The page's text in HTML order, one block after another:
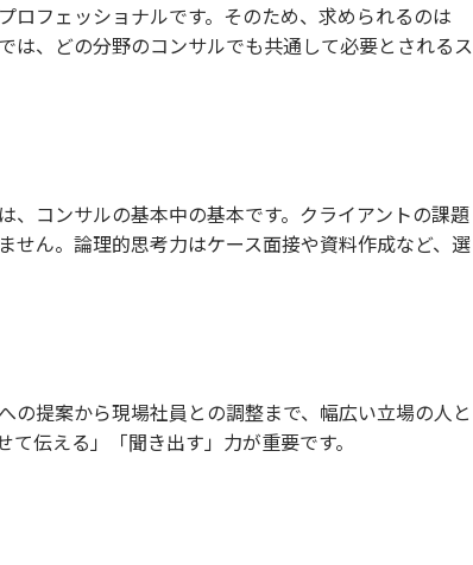
ロフェッショナルです。そのため、求められるのは
は、どの分野のコンサルでも共通して必要とされるス
コンサルの基本中の基本です。クライアントの課題
せん。論理的思考力はケース面接や資料作成など、選
の提案から現場社員との調整まで、幅広い立場の人と
伝える」「聞き出す」力が重要です。